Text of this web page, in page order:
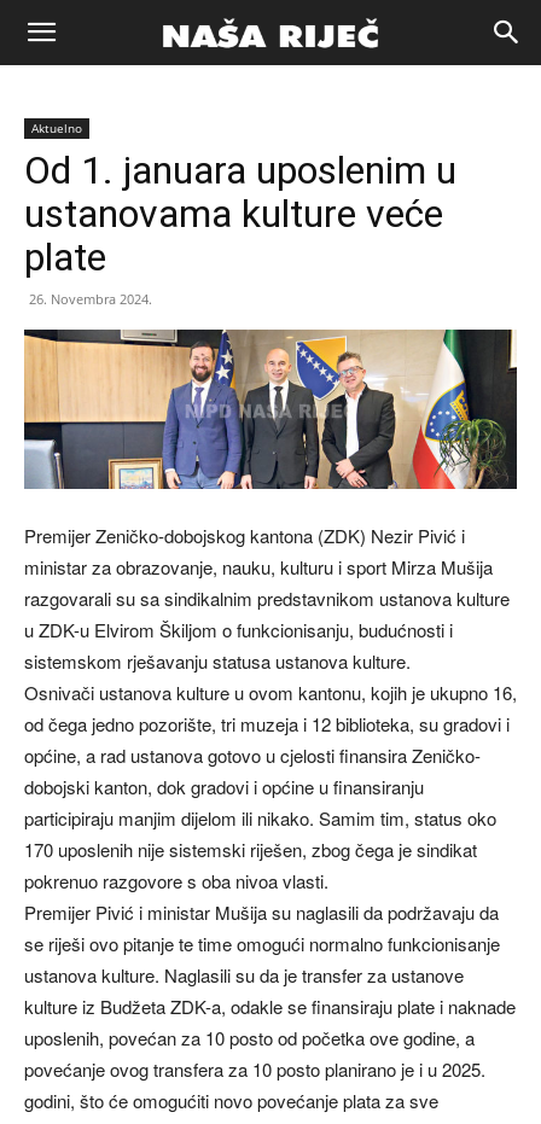
Naša
riječ
Zenica
Aktuelno
Od 1. januara uposlenim u
ustanovama kulture veće
plate
26. Novembra 2024.
Premijer Zeničko-dobojskog kantona (ZDK) Nezir Pivić i
ministar za obrazovanje, nauku, kulturu i sport Mirza Mušija
razgovarali su sa sindikalnim predstavnikom ustanova kulture
u ZDK-u Elvirom Škiljom o funkcionisanju, budućnosti i
sistemskom rješavanju statusa ustanova kulture.
Osnivači ustanova kulture u ovom kantonu, kojih je ukupno 16,
od čega jedno pozorište, tri muzeja i 12 biblioteka, su gradovi i
općine, a rad ustanova gotovo u cjelosti finansira Zeničko-
dobojski kanton, dok gradovi i općine u finansiranju
participiraju manjim dijelom ili nikako. Samim tim, status oko
170 uposlenih nije sistemski riješen, zbog čega je sindikat
pokrenuo razgovore s oba nivoa vlasti.
Premijer Pivić i ministar Mušija su naglasili da podržavaju da
se riješi ovo pitanje te time omogući normalno funkcionisanje
ustanova kulture. Naglasili su da je transfer za ustanove
kulture iz Budžeta ZDK-a, odakle se finansiraju plate i naknade
uposlenih, povećan za 10 posto od početka ove godine, a
povećanje ovog transfera za 10 posto planirano je i u 2025.
godini, što će omogućiti novo povećanje plata za sve